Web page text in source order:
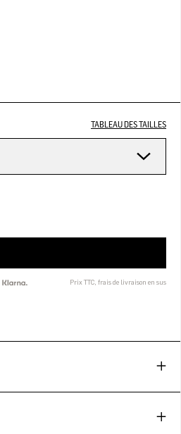
TABLEAU DES TAILLES
Prix TTC, frais de livraison en sus